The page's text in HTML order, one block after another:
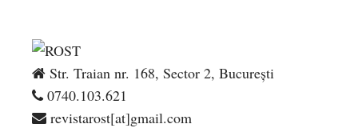
Str. Traian nr. 168, Sector 2, București
0740.103.621
revistarost[at]gmail.com